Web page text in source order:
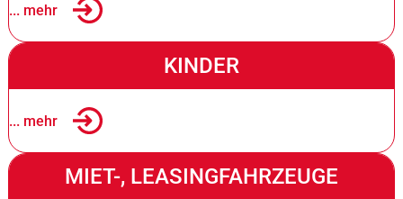
... mehr
KINDER
... mehr
MIET-, LEASINGFAHRZEUGE